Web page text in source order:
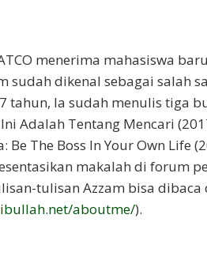
menerima mahasiswa
sudah dikenal sebagai salah
tahun, Ia sudah menulis tiga
Adalah Tentang Mencari
The Boss In Your Own Life
makalah di forum
tulisan Azzam bisa
aboutme/).